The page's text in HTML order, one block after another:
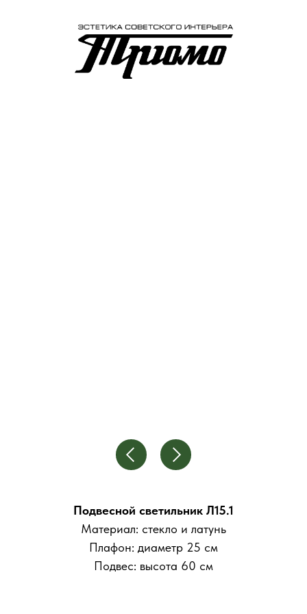
Подвесной светильник Л15.1
Материал: стекло и латунь
Плафон: диаметр 25 см
Подвес: высота 60 см